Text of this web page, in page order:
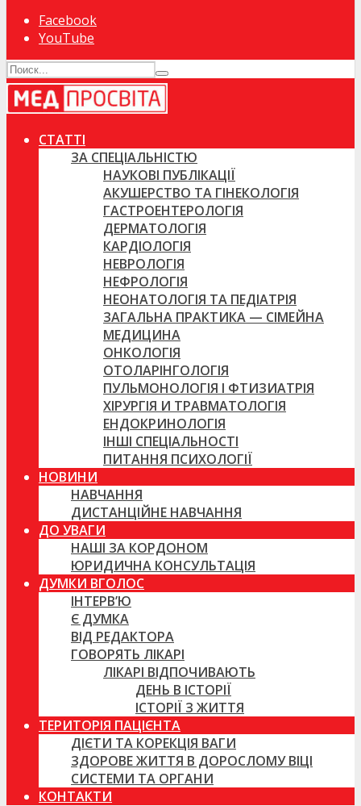
Facebook
YouTube
СТАТТІ
ЗА СПЕЦІАЛЬНІСТЮ
НАУКОВІ ПУБЛІКАЦІЇ
АКУШЕРСТВО ТА ГІНЕКОЛОГІЯ
ГАСТРОЕНТЕРОЛОГІЯ
ДЕРМАТОЛОГІЯ
КАРДІОЛОГІЯ
НЕВРОЛОГІЯ
НЕФРОЛОГІЯ
НЕОНАТОЛОГІЯ ТА ПЕДІАТРІЯ
ЗАГАЛЬНА ПРАКТИКА — СІМЕЙНА
МЕДИЦИНА
ОНКОЛОГІЯ
ОТОЛАРІНГОЛОГІЯ
ПУЛЬМОНОЛОГІЯ І ФТИЗИАТРІЯ
ХІРУРГІЯ И ТРАВМАТОЛОГІЯ
ЕНДОКРИНОЛОГІЯ
ІНШІ СПЕЦІАЛЬНОСТІ
ПИТАННЯ ПСИХОЛОГІЇ
НОВИНИ
НАВЧАННЯ
ДИСТАНЦІЙНЕ НАВЧАННЯ
ДО УВАГИ
НАШІ ЗА КОРДОНОМ
ЮРИДИЧНА КОНСУЛЬТАЦІЯ
ДУМКИ ВГОЛОС
ІНТЕРВ’Ю
Є ДУМКА
ВІД РЕДАКТОРА
ГОВОРЯТЬ ЛІКАРІ
ЛІКАРІ ВІДПОЧИВАЮТЬ
ДЕНЬ В ІСТОРІЇ
ІСТОРІЇ З ЖИТТЯ
ТЕРИТОРІЯ ПАЦІЄНТА
ДІЄТИ ТА КОРЕКЦІЯ ВАГИ
ЗДОРОВЕ ЖИТТЯ В ДОРОСЛОМУ ВІЦІ
СИСТЕМИ ТА ОРГАНИ
КОНТАКТИ